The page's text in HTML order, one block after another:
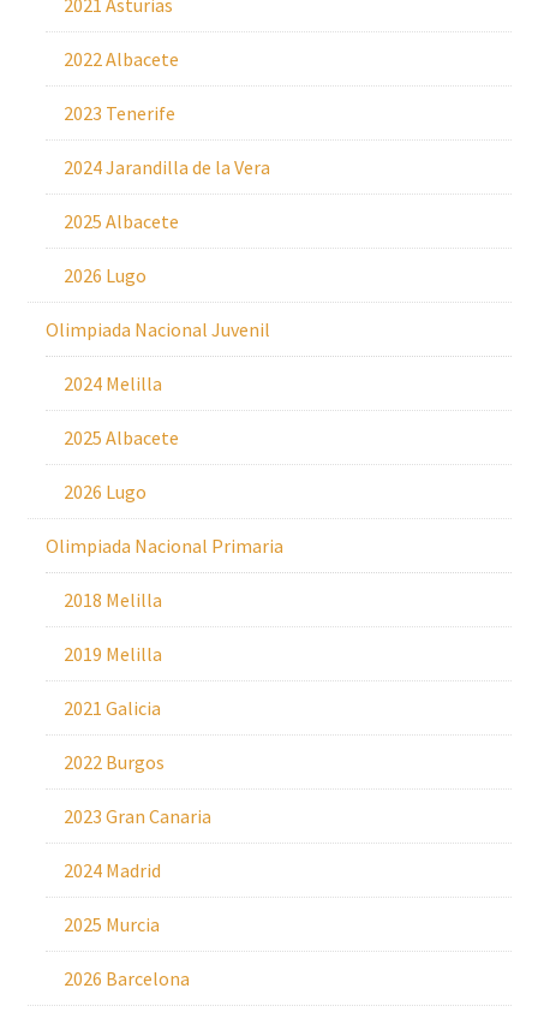
2021 Asturias
2022 Albacete
2023 Tenerife
2024 Jarandilla de la Vera
2025 Albacete
2026 Lugo
Olimpiada Nacional Juvenil
2024 Melilla
2025 Albacete
2026 Lugo
Olimpiada Nacional Primaria
2018 Melilla
2019 Melilla
2021 Galicia
2022 Burgos
2023 Gran Canaria
2024 Madrid
2025 Murcia
2026 Barcelona